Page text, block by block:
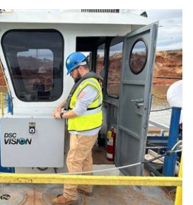
y tendencias en la industria